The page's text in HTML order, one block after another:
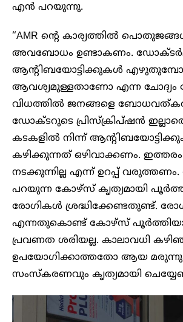
എൻ പറയുന്നു.
“AMR ന്റെ കാര്യത്തിൽ
അവബോധം ഉണ്ടാകണം.
ആന്റിബയോട്ടിക്കുകൾ
ആവശ്യമുള്ളതാണോ എന്ന ചോദ്യം
വിധത്തിൽ ജനങ്ങളെ
ഡോക്ടറുടെ പ്രിസ്‌ക്രിപ്‌ഷൻ
കടകളിൽ നിന്ന്
കഴിക്കുന്നത് ഒഴിവാക്കണം.
നടക്കുന്നില്ല എന്ന് ഉറപ്പ്
പറയുന്ന കോഴ്സ് കൃത്യമായി
രോഗികൾ ശ്രദ്ധിക്കേണ്ടതുണ്ട്.
എന്നതുകൊണ്ട് കോഴ്സ്
പ്രവണത ശരിയല്ല. കാലാവധി
ഉപയോഗിക്കാത്തതോ ആയ
സംസ്കരണവും കൃത്യമായി